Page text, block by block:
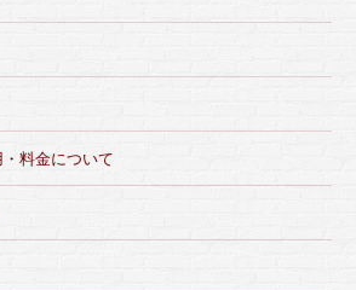
料金について